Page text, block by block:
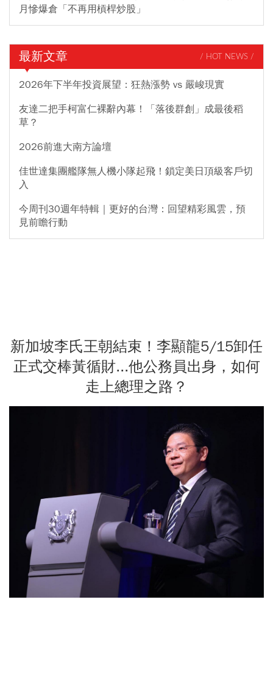
月慘爆倉「不再用槓桿炒股」
最新文章 / HOT NEWS /
2026年下半年投資展望：狂熱漲勢 vs 嚴峻現實
友達二把手柯富仁裸辭內幕！「落後群創」成最後稻
草？
2026前進大南方論壇
佳世達集團艦隊無人機小隊起飛！鎖定美日頂級客戶切
入
今周刊30週年特輯｜更好的台灣：回望精彩風雲，預
見前瞻行動
新加坡李氏王朝結束！李顯龍5/15卸任
正式交棒黃循財...他公務員出身，如何
走上總理之路？